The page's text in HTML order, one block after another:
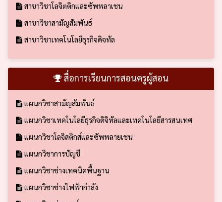
สาขาวิชาโลจิตติกและซัพพลาเชน
สาขาวิชาสามัญสัมพันธ์
สาขาวิชาเทคโนโลยีธุรกิจดิจทัล
สื่อการเรียนการสอนครูผู้สอน
แผนกวิชาสามัญสัมพันธ์
แผนกวิชาเทคโนโลยีธุรกิจดิจิทัลและเทคโนโลยีสารสนเทศ
แผนกวิชาโลจิสติกส์และซัพพลายเชน
แผนกวิชาการบัญชี
แผนกวิชาช่างเทคนิคพื้นฐาน
แผนกวิชาช่างไฟฟ้ากำลัง